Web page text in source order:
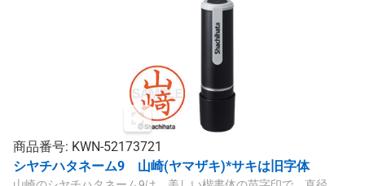
商品番号: KWN-52173721
シヤチハタネーム9 山崎(ヤマザキ)*サキは旧字体